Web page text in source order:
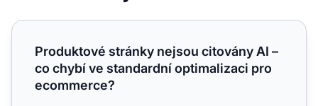
Produktové stránky nejsou citovány AI – co chybí ve
Produktové stránky nejsou citovány AI –
co chybí ve standardní optimalizaci pro
ecommerce?